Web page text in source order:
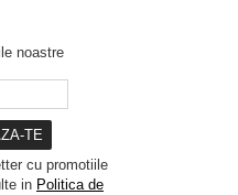
noastre
cu promotiile
in Politica de